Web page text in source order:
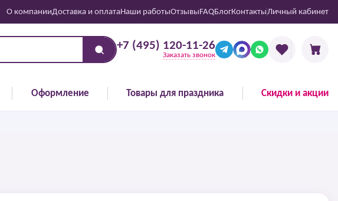
О компанииДоставка и оплатаНаши работыОтзывыFAQБлогКонтактыЛичный кабинет
+7 (495) 120-11-26
Заказать звонок
Оформление Товары для праздника Скидки и акции